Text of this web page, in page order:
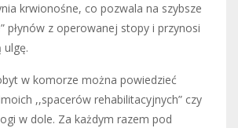
krwionośne, co pozwala na szybsze
płynów z operowanej stopy i przynosi
w komorze można powiedzieć
,,spacerów rehabilitacyjnych” czy
w dole. Za każdym razem pod